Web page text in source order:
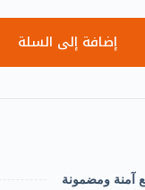
إضافة إلى السلة
آمنة ومضمونة